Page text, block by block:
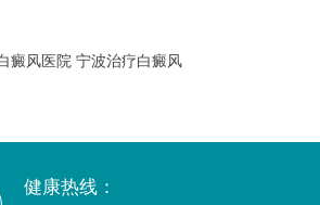
癜风医院 宁波治疗白癜风
健康热线：